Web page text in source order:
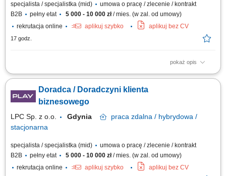
specjalista / specjalistka (mid)
umowa o pracę / zlecenie / kontrakt
B2B
pełny etat 5 000 - 10 000 zł/ mies. (w zal. od umowy)
rekrutacja online
aplikuj szybko aplikuj bez CV
17 godz.
pokaż opis
Zakres obowiązków: Sprzedaż łączy światłowodowych — standardowych
sygnały zakupowe (nowa hala, nowy oddział, rekrutacja informatyka),
polecenia od obecnych klientów i od lokalnych firm IT; Wizje lokalne i
Doradca / Doradczyni klienta
biznesowego
LPC Sp. z o.o. Gdynia praca zdalna / hybrydowa /
stacjonarna
specjalista / specjalistka (mid)
umowa o pracę / zlecenie / kontrakt
B2B
pełny etat 5 000 - 10 000 zł/ mies. (w zal. od umowy)
rekrutacja online
aplikuj szybko aplikuj bez CV